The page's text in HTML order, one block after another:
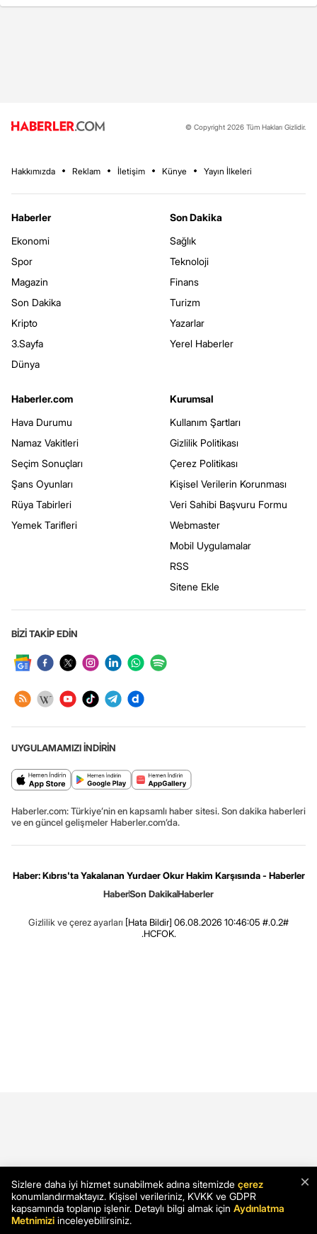
© Copyright 2026 Tüm Hakları Gizlidir.
Hakkımızda Reklam İletişim Künye Yayın İlkeleri
Haberler
Ekonomi
Spor
Magazin
Son Dakika
Kripto
3.Sayfa
Dünya
Son Dakika
Sağlık
Teknoloji
Finans
Turizm
Yazarlar
Yerel Haberler
Haberler.com
Hava Durumu
Namaz Vakitleri
Seçim Sonuçları
Şans Oyunları
Rüya Tabirleri
Yemek Tarifleri
Kurumsal
Kullanım Şartları
Gizlilik Politikası
Çerez Politikası
Kişisel Verilerin Korunması
Veri Sahibi Başvuru Formu
Webmaster
Mobil Uygulamalar
RSS
Sitene Ekle
BİZİ TAKİP EDİN
UYGULAMAMIZI İNDİRİN
Haberler.com: Türkiye’nin en kapsamlı haber sitesi. Son dakika haberleri
ve en güncel gelişmeler Haberler.com’da.
Haber: Kıbrıs'ta Yakalanan Yurdaer Okur Hakim Karşısında - Haberler
HaberSon DakikaHaberler
Gizlilik ve çerez ayarları [Hata Bildir] 06.08.2026 10:46:05 #.0.2#
.HCFOK.
×
Sizlere daha iyi hizmet sunabilmek adına sitemizde çerez
konumlandırmaktayız. Kişisel verileriniz, KVKK ve GDPR
kapsamında toplanıp işlenir. Detaylı bilgi almak için Aydınlatma
Metnimizi inceleyebilirsiniz.